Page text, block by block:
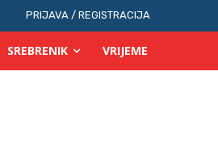
PRIJAVA / REGISTRACIJA
SREBRENIK VRIJEME